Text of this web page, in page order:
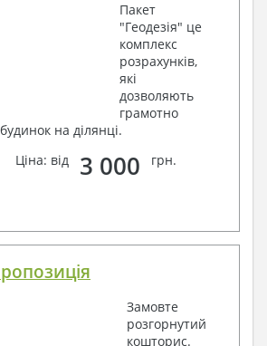
Пакет
"Геодезія" це
комплекс
розрахунків,
які
дозволяють
грамотно
на ділянці.
Ціна: від
3 000 грн.
Замовте
розгорнутий
кошторис.